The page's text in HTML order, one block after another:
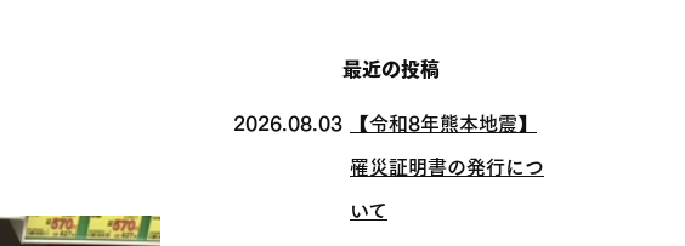
最近の投稿
2026.08.03 【令和8年熊本地震】
罹災証明書の発行につ
いて